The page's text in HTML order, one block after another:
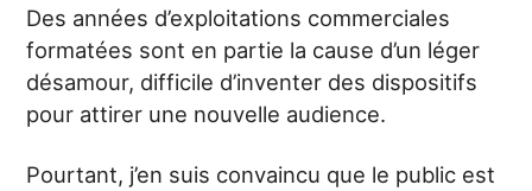
Des années d’exploitations commerciales
formatées sont en partie la cause d’un léger
désamour, difficile d’inventer des dispositifs
pour attirer une nouvelle audience.
Pourtant, j’en suis convaincu que le public est